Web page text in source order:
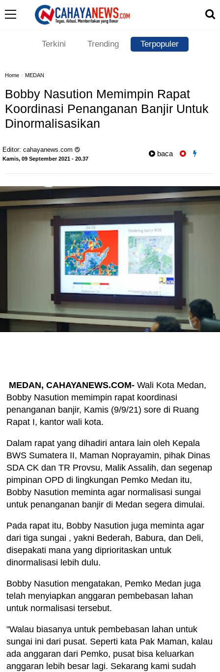
Terkini Trending Terpopuler
Home » MEDAN
Bobby Nasution Memimpin Rapat
Koordinasi Penanganan Banjir Untuk
Dinormalisasikan
Editor: cahayanews.com
Kamis, 09 September 2021 - 20.37
baca
MEDAN, CAHAYANEWS.COM- Wali Kota Medan,
Bobby Nasution memimpin rapat koordinasi
penanganan banjir, Kamis (9/9/21) sore di Ruang
Rapat I, kantor wali kota.
Dalam rapat yang dihadiri antara lain oleh Kepala
BWS Sumatera II, Maman Noprayamin, pihak Dinas
SDA CK dan TR Provsu, Malik Assalih, dan segenap
pimpinan OPD di lingkungan Pemko Medan itu,
Bobby Nasution meminta agar normalisasi sungai
untuk penanganan banjir di Medan segera dimulai.
Pada rapat itu, Bobby Nasution juga meminta agar
dari tiga sungai , yakni Bederah, Babura, dan Deli,
disepakati mana yang diprioritaskan untuk
dinormalisasi lebih dulu.
Bobby Nasution mengatakan, Pemko Medan juga
telah menyiapkan anggaran pembebasan lahan
untuk normalisasi tersebut.
"Walau biasanya untuk pembebasan lahan untuk
sungai ini dari pusat. Seperti kata Pak Maman, kalau
ada anggaran dari Pemko, pusat bisa keluarkan
anggaran lebih besar lagi. Sekarang kami sudah